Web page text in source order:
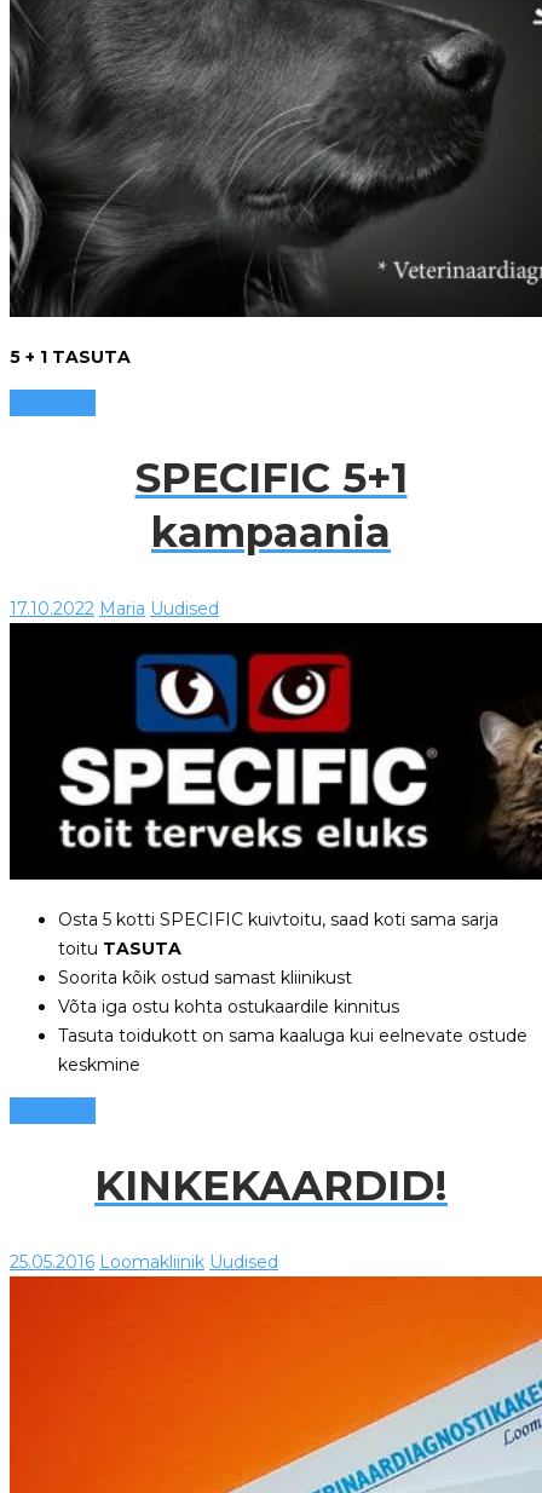
5 + 1 TASUTA
SPECIFIC 5+1
kampaania
17.10.2022 Maria Uudised
Osta 5 kotti SPECIFIC kuivtoitu, saad koti sama sarja
toitu TASUTA
Soorita kõik ostud samast kliinikust
Võta iga ostu kohta ostukaardile kinnitus
Tasuta toidukott on sama kaaluga kui eelnevate ostude
keskmine
KINKEKAARDID!
25.05.2016 Loomakliinik Uudised